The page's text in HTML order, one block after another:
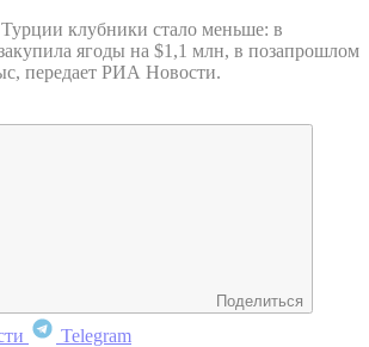
клубники стало меньше: в
ягоды на $1,1 млн, в позапрошлом
передает РИА Новости.
Поделиться
Telegram